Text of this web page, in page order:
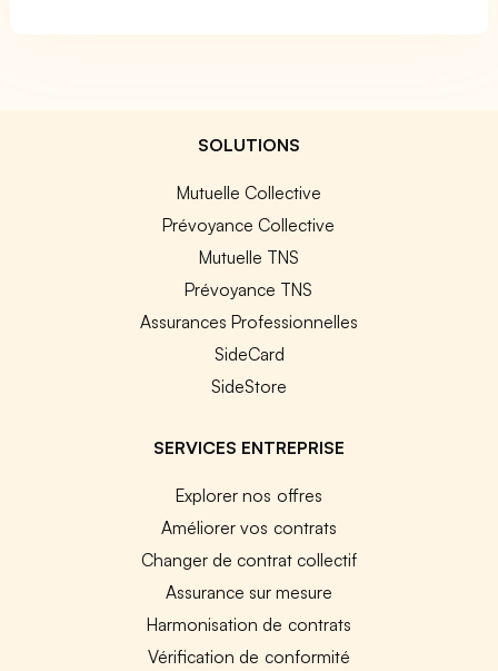
SOLUTIONS
Mutuelle Collective
Prévoyance Collective
Mutuelle TNS
Prévoyance TNS
Assurances Professionnelles
SideCard
SideStore
SERVICES ENTREPRISE
Explorer nos offres
Améliorer vos contrats
Changer de contrat collectif
Assurance sur mesure
Harmonisation de contrats
Vérification de conformité